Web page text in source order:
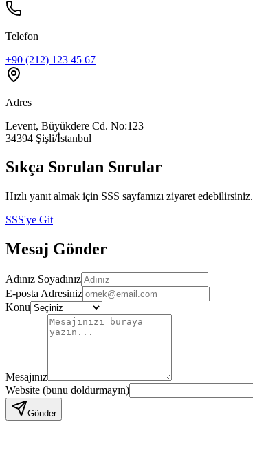
Telefon
+90 (212) 123 45 67
Adres
Levent, Büyükdere Cd. No:123
34394 Şişli/İstanbul
Sıkça Sorulan Sorular
Hızlı yanıt almak için SSS sayfamızı ziyaret edebilirsiniz.
SSS'ye Git
Mesaj Gönder
Adınız Soyadınız
E-posta Adresiniz
Konu
Mesajınız
Website (bunu doldurmayın)
Gönder